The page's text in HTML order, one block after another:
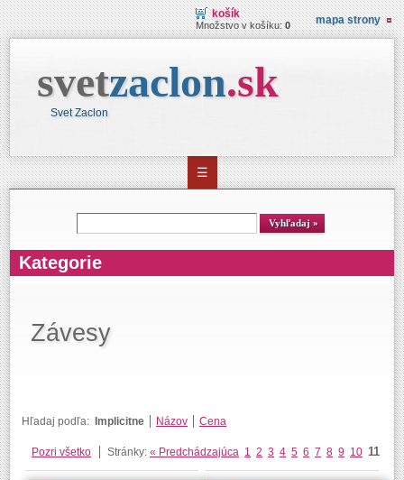
košík
Množstvo v košíku:0 mapa strony
svetzaclon.sk
Svet Zaclon
☰
Kategorie
Závesy
Hľadaj podľa: Implicitne Názov Cena
Pozri všetko Stránky: « Predchádzajúca 1 2 3 4 5 6 7 8 9 10 11